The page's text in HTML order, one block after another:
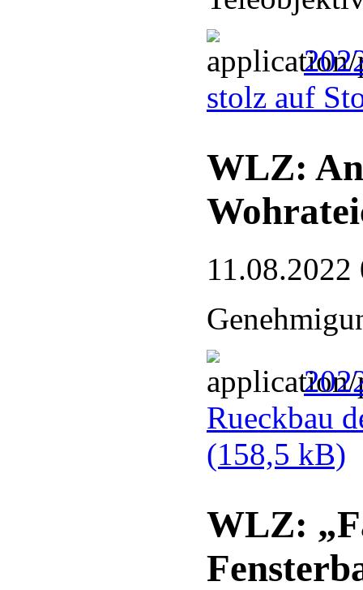
stolz auf
WLZ:
11.08.2022
Rueckbau
(158,5 kB)
WLZ: